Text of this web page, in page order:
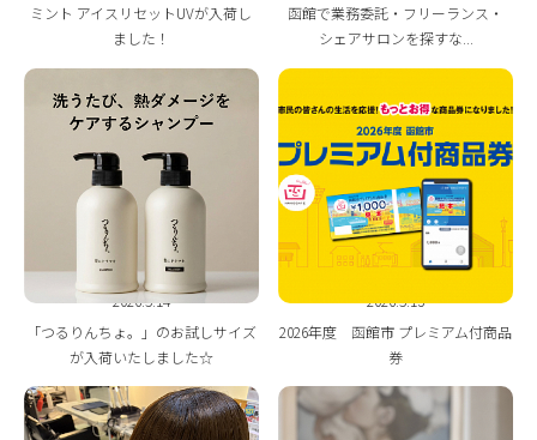
GALLERY
RECRUIT
BLOG
ミント アイスリセットUVが入荷し
ました！
函館で業務委託・フリーランス・
シェアサロンを探すな...
2026.5.14
「つるりんちょ。」のお試しサイズ
が入荷いたしました☆
2026.5.13
2026年度 函館市 プレミアム付商品
券